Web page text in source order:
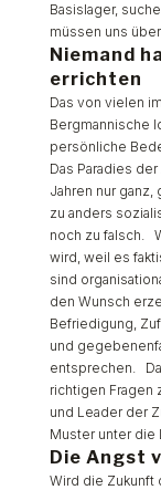
Basislager,
müssen uns
Niemand
errichten
Das von vielen
Bergmannische
persönliche
Das Paradies
Jahren nur
zu anders
noch zu falsch.
wird, weil es
sind
den Wunsch
Befriedigung,
und
entsprechen.
richtigen Fragen
und Leader der
Muster unter die
Die Angst
Wird die Zukunft